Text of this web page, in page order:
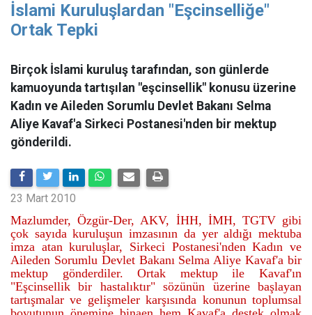
İslami Kuruluşlardan "Eşcinselliğe"
Ortak Tepki
Birçok İslami kuruluş tarafından, son günlerde
kamuoyunda tartışılan "eşcinsellik" konusu üzerine
Kadın ve Aileden Sorumlu Devlet Bakanı Selma
Aliye Kavaf'a Sirkeci Postanesi'nden bir mektup
gönderildi.
23 Mart 2010
Mazlumder, Özgür-Der, AKV, İHH, İMH, TGTV gibi
çok sayıda kuruluşun imzasının da yer aldığı mektuba
imza atan kuruluşlar, Sirkeci Postanesi'nden Kadın ve
Aileden Sorumlu Devlet Bakanı Selma Aliye Kavaf'a bir
mektup gönderdiler. Ortak mektup ile Kavaf'ın
"Eşcinsellik bir hastalıktır" sözünün üzerine başlayan
tartışmalar ve gelişmeler karşısında konunun toplumsal